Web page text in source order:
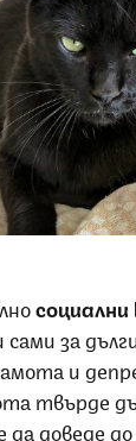
социални
за
и
твърде
да доведе